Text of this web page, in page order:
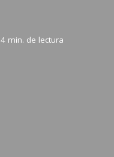
4 min. de lectura